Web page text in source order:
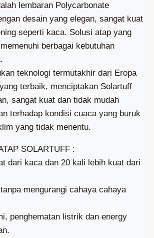
lembaran Polycarbonate
desain yang elegan, sangat kuat
seperti kaca. Solusi atap yang
berbagai kebutuhan
teknologi termutakhir dari Eropa
terbaik, menciptakan Solartuff
sangat kuat dan tidak mudah
terhadap kondisi cuaca yang buruk
yang tidak menentu.
SOLARTUFF :
dari kaca dan 20 kali lebih kuat dari
mengurangi cahaya cahaya
penghematan listrik dan energy